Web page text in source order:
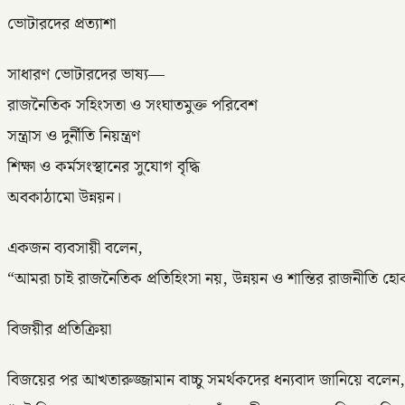
ভোটারদের প্রত্যাশা
সাধারণ ভোটারদের ভাষ্য—
রাজনৈতিক সহিংসতা ও সংঘাতমুক্ত পরিবেশ
সন্ত্রাস ও দুর্নীতি নিয়ন্ত্রণ
শিক্ষা ও কর্মসংস্থানের সুযোগ বৃদ্ধি
অবকাঠামো উন্নয়ন।
একজন ব্যবসায়ী বলেন,
“আমরা চাই রাজনৈতিক প্রতিহিংসা নয়, উন্নয়ন ও শান্তির রাজনীতি
বিজয়ীর প্রতিক্রিয়া
বিজয়ের পর আখতারুজ্জামান বাচ্চু সমর্থকদের ধন্যবাদ জানিয়ে বলেন,